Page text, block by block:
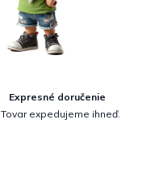
Expresné doručenie
Tovar expedujeme ihneď.